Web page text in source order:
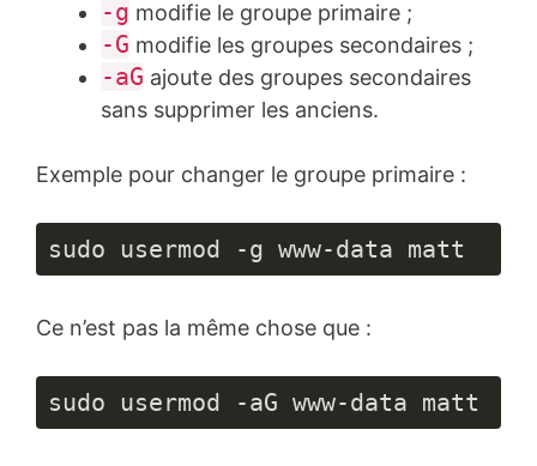
-g modifie le groupe primaire ;
-G modifie les groupes secondaires ;
-aG ajoute des groupes secondaires
sans supprimer les anciens.
Exemple pour changer le groupe primaire :
sudo usermod -g www-data matt
Ce n’est pas la même chose que :
sudo usermod -aG www-data matt